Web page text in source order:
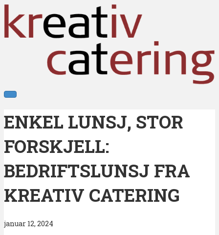
ENKEL LUNSJ, STOR
FORSKJELL:
BEDRIFTSLUNSJ FRA
KREATIV CATERING
januar 12, 2024